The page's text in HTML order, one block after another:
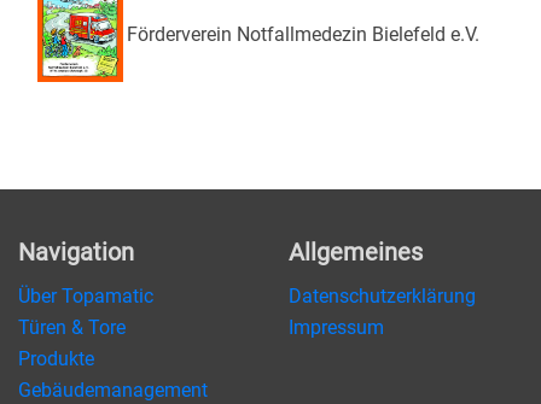
Förderverein Notfallmedezin Bielefeld e.V.
Navigation
Über Topamatic
Türen & Tore
Produkte
Gebäudemanagement
Allgemeines
Datenschutzerklärung
Impressum